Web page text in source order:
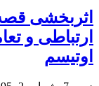
اثربخشی
ارتباطی و
اوتیسم